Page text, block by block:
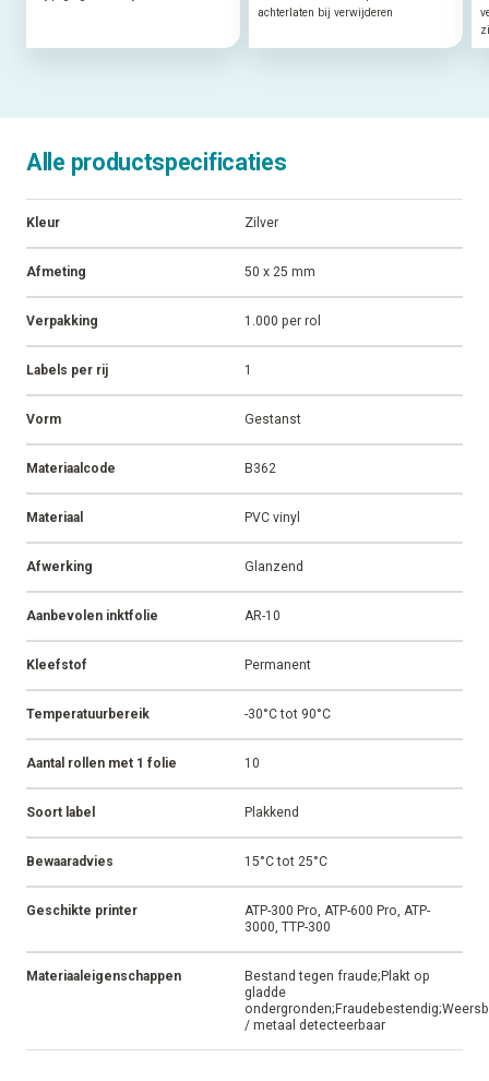
achterlaten bij verwijderen
Alle productspecificaties
Kleur Zilver
Afmeting 50 x 25 mm
Verpakking 1.000 per rol
Labels per rij 1
Vorm Gestanst
Materiaalcode B362
Materiaal PVC vinyl
Afwerking Glanzend
Aanbevolen inktfolie AR-10
Kleefstof Permanent
Temperatuurbereik -30°C tot 90°C
Aantal rollen met 1 folie 10
Soort label Plakkend
Bewaaradvies 15°C tot 25°C
Geschikte printer
ATP-300 Pro, ATP-600 Pro, ATP-
3000, TTP-300
Materiaaleigenschappen
Bestand tegen fraude;Plakt op
gladde
/ metaal detecteerbaar